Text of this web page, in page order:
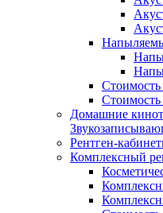
Стоимость
Домашние
Рентген-
Комплексный